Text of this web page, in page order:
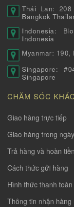
Thái Lan: 208
Bangkok
Indonesia:
Indonesia
Myanmar: 190,
Singapore:
Singapore
CHĂM SÓC
Giao hàng trực tiếp
Giao hàng trong ngày
Trả hàng và hoàn tiền
Cách thức gửi hàng
Hình thức thanh toàn
Thông tin nhận hàng